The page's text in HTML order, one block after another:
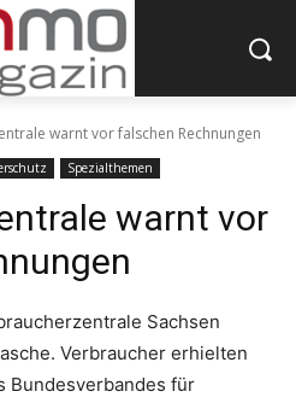
warnt vor falschen Rechnungen
Spezialthemen
warnt vor
Sachsen
Verbraucher erhielten
Bundesverbandes für